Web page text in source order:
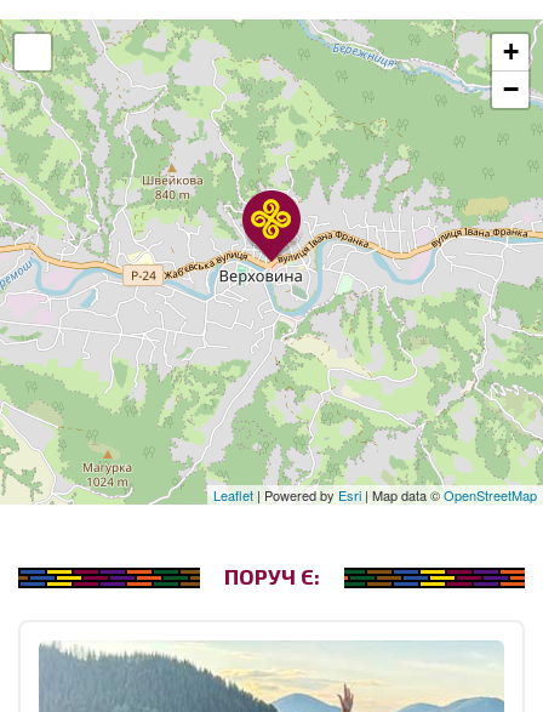
+
−
Leaflet | Powered by Esri | Map data ©OpenStreetMap
ПОРУЧ Є: